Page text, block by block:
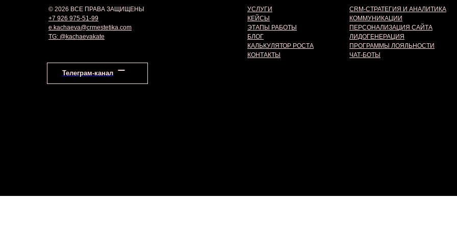
Документы
© 2026 ВСЕ ПРАВА ЗАЩИЩЕНЫ
+7 926 975-51-99
e.kachaeva@crmestetika.com
TG: @kachaevakate
УСЛУГИ
КЕЙСЫ
ЭТАПЫ РАБОТЫ
БЛОГ
КАЛЬКУЛЯТОР РОСТА
КОНТАКТЫ
CRM-СТРАТЕГИЯ И АНАЛИТИКА
КОММУНИКАЦИИ
ПЕРСОНАЛИЗАЦИЯ САЙТА
ЛИДОГЕНЕРАЦИЯ
ПРОГРАММЫ ЛОЯЛЬНОСТИ
ЧАТ-БОТЫ
Телеграм-канал